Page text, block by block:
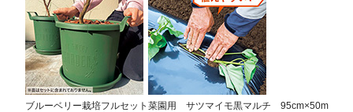
ブルーベリー栽培フルセット 菜園用 サツマイモ黒マルチ 95cm×50m